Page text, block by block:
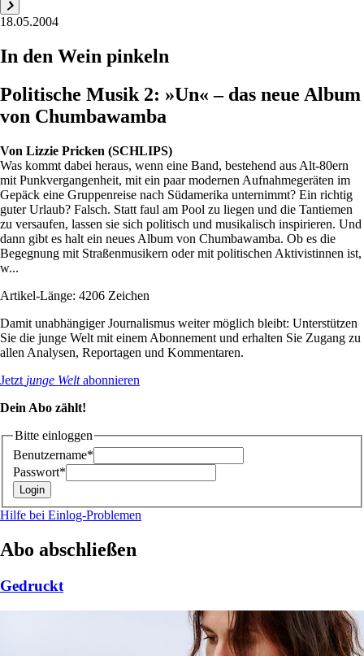
18.05.2004
In den Wein pinkeln
Politische Musik 2: »Un« – das neue Album
von Chumbawamba
Von Lizzie Pricken (SCHLIPS)
Was kommt dabei heraus, wenn eine Band, bestehend aus Alt-80ern
mit Punkvergangenheit, mit ein paar modernen Aufnahmegeräten im
Gepäck eine Gruppenreise nach Südamerika unternimmt? Ein richtig
guter Urlaub? Falsch. Statt faul am Pool zu liegen und die Tantiemen
zu versaufen, lassen sie sich politisch und musikalisch inspirieren. Und
dann gibt es halt ein neues Album von Chumbawamba. Ob es die
Begegnung mit Straßenmusikern oder mit politischen Aktivistinnen ist,
w...
Artikel-Länge: 4206 Zeichen
Damit unabhängiger Journalismus weiter möglich bleibt: Unterstützen
Sie die junge Welt mit einem Abonnement und erhalten Sie Zugang zu
allen Analysen, Reportagen und Kommentaren.
Jetzt junge Weltabonnieren
Dein Abo zählt!
Bitte einloggen
Benutzername*
Passwort*
Hilfe bei Einlog-Problemen
Abo abschließen
Gedruckt